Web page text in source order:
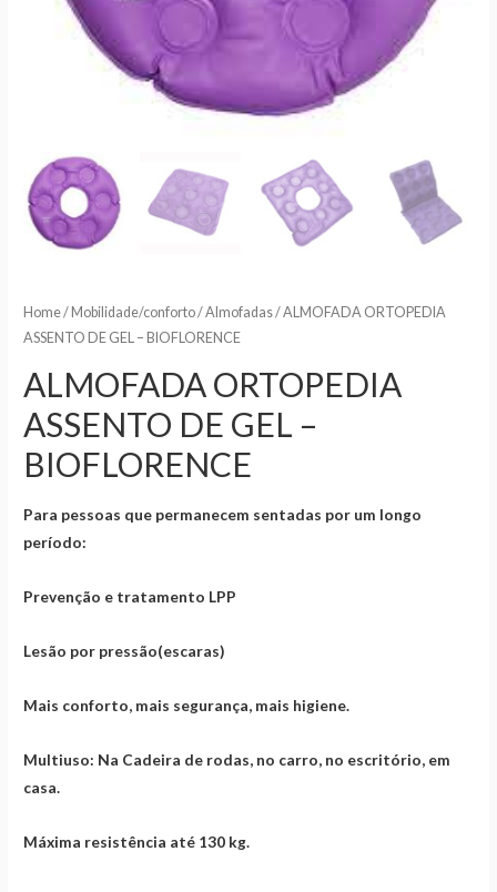
Home/Mobilidade/conforto/Almofadas/ ALMOFADA ORTOPEDIA
ASSENTO DE GEL – BIOFLORENCE
ALMOFADA ORTOPEDIA
ASSENTO DE GEL –
BIOFLORENCE
Para pessoas que permanecem sentadas por um longo
período:
Prevenção e tratamento LPP
Lesão por pressão(escaras)
Mais conforto, mais segurança, mais higiene.
Multiuso: Na Cadeira de rodas, no carro, no escritório, em
casa.
Máxima resistência até 130 kg.